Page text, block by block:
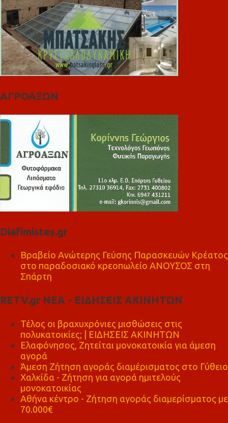
ΑΓΡΟΑΞΩΝ
Diafimistes.gr
Βραβείο Ανώτερης Γεύσης Παρασκευών Κρέατος
στο παραδοσιακό κρεοπωλείο ΑΝΟΥΣΟΣ στη
Σπάρτη
RETV.gr ΝΕΑ - ΕΙΔΗΣΕΙΣ ΑΚΙΝΗΤΩΝ
Τέλος οι βραχυχρόνιες μισθώσεις στις
πολυκατοικίες; | ΕΙΔΗΣΕΙΣ ΑΚΙΝΗΤΩΝ
Ελαφόνησος, Ζητείται μονοκατοικία για άμεση
αγορά
Άμεση Ζήτηση αγοράς διαμέρισματος στο Γύθειο
Χαλκίδα - Ζήτηση για αγορά ημιτελούς
μονοκατοικίας
Αθήνα κέντρο - Ζήτηση αγοράς διαμερίσματος με
70.000€